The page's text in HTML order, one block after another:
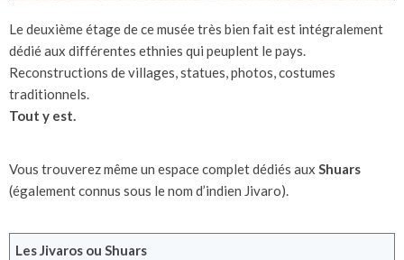
Le deuxième étage de ce musée très bien fait est intégralement
dédié aux différentes ethnies qui peuplent le pays.
Reconstructions de villages, statues, photos, costumes
traditionnels.
Tout y est.
Vous trouverez même un espace complet dédiés aux Shuars
(également connus sous le nom d’indien Jivaro).
Les Jivaros ou Shuars